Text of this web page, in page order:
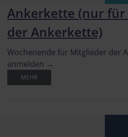
Ankerkette (nur
der Ankerkette)
Wochenende für Mitglieder der
anmelden →
MEHR